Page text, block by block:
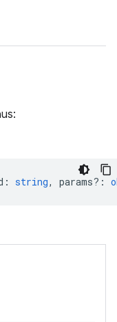
: string, params? :